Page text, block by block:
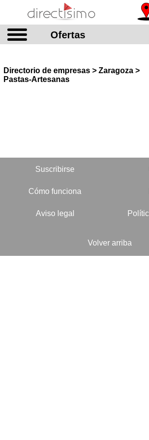
Ofertas
Directorio de empresas > Zaragoza >
Pastas-Artesanas
Suscribirse
Cómo funciona
Aviso legal
Volver arriba